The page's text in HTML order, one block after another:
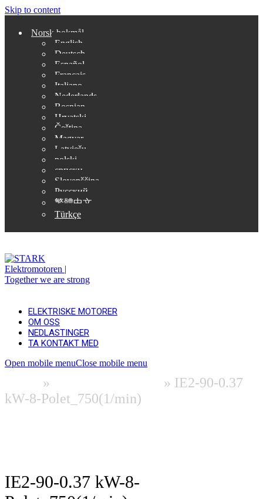
Skip to content
Norsk bokmål
English
Deutsch
Español
Français
Italiano
Nederlands
Bosnian
Hrvatski
Čeština
Magyar
Latviešu
polski
српски
Slovenščina
Русский
繁體中文
Türkçe
ELEKTRISKE MOTORER
OM OSS
NEDLASTINGER
TA KONTAKT MED
Open mobile menuClose mobile menu
» » IE2-90-0.37
kW-8-Polet_750(1/min)
IE2-90-0.37 kW-8-